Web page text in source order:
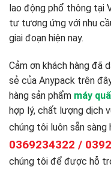
lao động phổ thông tại
tư tương ứng với nhu
giai đoạn hiện nay.
Cảm ơn khách hàng đã
sẻ của Anypack trên
hàng sản phẩm máy
hợp lý, chất lượng dịch
chúng tôi luôn sẵn
0369234322 /
chúng tôi để được hỗ